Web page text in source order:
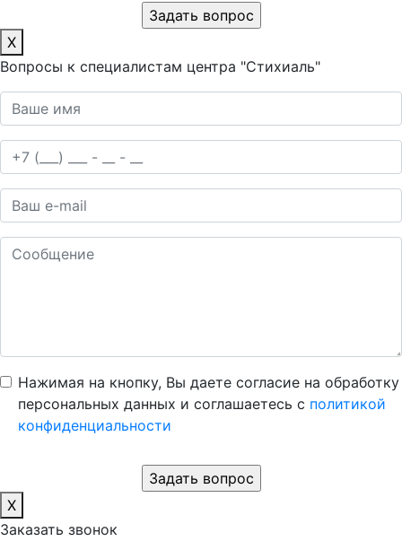
X
Вопросы к специалистам центра "Стихиаль"
Нажимая на кнопку, Вы даете согласие на обработку
персональных данных и соглашаетесь c политикой
конфиденциальности
X
Заказать звонок